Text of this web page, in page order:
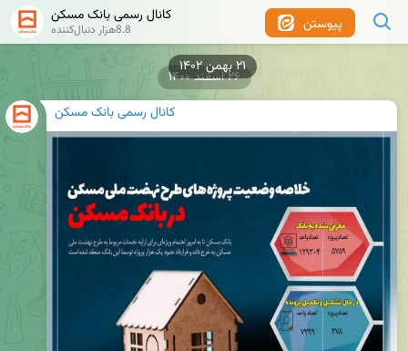
۲۱ بهمن ۱۴۰۲
پیوستن کانال رسمی بانک مسکن
8.8هزار دنبال‌کننده
کانال رسمی بانک مسکن
۲۶ اسفند ۱۴۰۰